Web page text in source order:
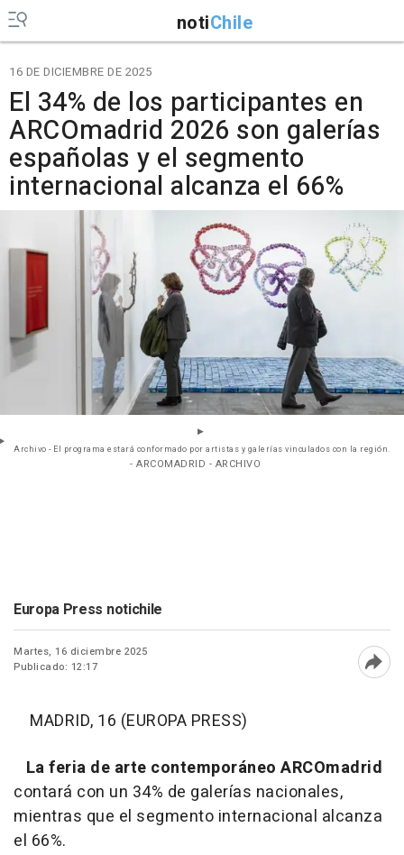
notiChile
16 DE DICIEMBRE DE 2025
El 34% de los participantes en
ARCOmadrid 2026 son galerías
españolas y el segmento
internacional alcanza el 66%
Archivo - El programa estará conformado por artistas y galerías vinculados con la región.
- ARCOMADRID - ARCHIVO
Europa Press notichile
Martes, 16 diciembre 2025
Publicado: 12:17
MADRID, 16 (EUROPA PRESS)
La feria de arte contemporáneo ARCOmadrid
contará con un 34% de galerías nacionales,
mientras que el segmento internacional alcanza
el 66%.